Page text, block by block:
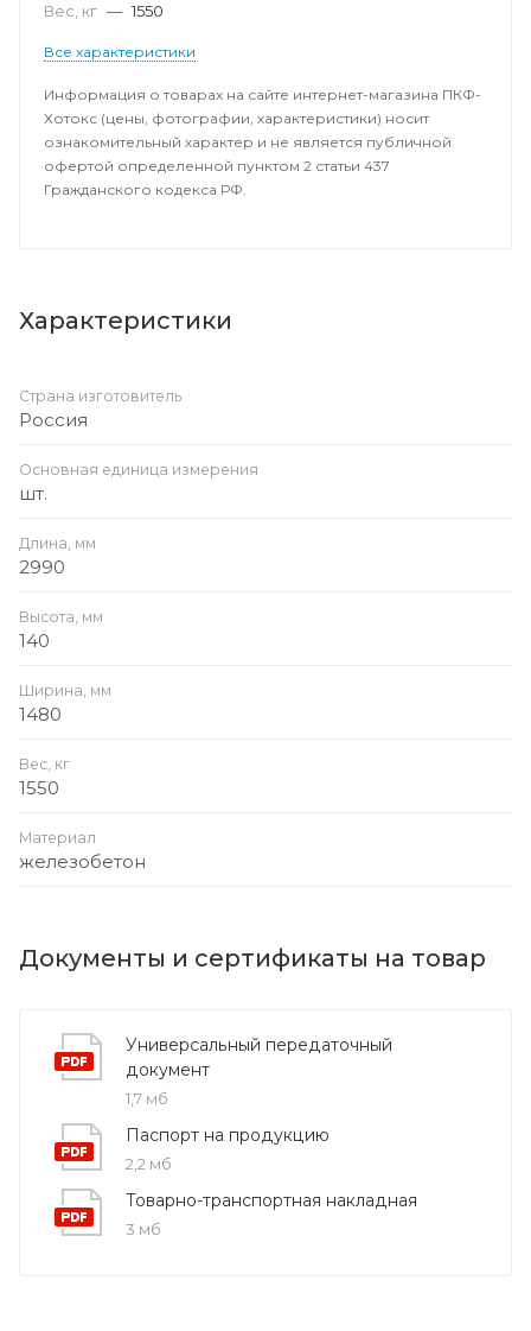
Вес, кг — 1550
Все характеристики
Информация о товарах на сайте интернет-магазина ПКФ-
Хотокс (цены, фотографии, характеристики) носит
ознакомительный характер и не является публичной
офертой определенной пунктом 2 статьи 437
Гражданского кодекса РФ.
Характеристики
Страна изготовитель
Россия
Основная единица измерения
шт.
Длина, мм
2990
Высота, мм
140
Ширина, мм
1480
Вес, кг
1550
Материал
железобетон
Документы и сертификаты на товар
Универсальный передаточный
документ
1,7 мб
Паспорт на продукцию
2,2 мб
Товарно-транспортная накладная
3 мб